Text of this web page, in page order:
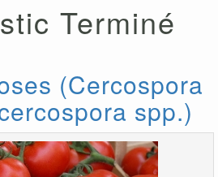
Terminé
(Cercospora
spp.)